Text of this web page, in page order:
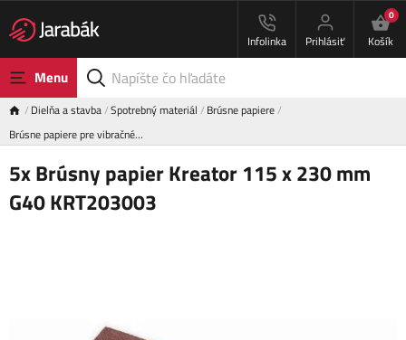
Infolinka Prihlásiť
0
Košík
Menu
Dielňa a stavba Spotrebný materiál
Brúsne papiere
Brúsne papiere pre vibračné…
5x Brúsny papier Kreator 115 x 230 mm
G40 KRT203003